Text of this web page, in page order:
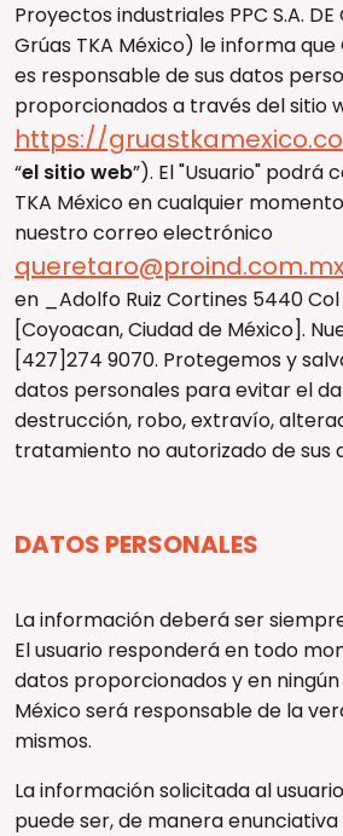
Proyectos industriales PPC S.A.
Grúas TKA México) le informa que
es responsable de sus datos
proporcionados a través del sitio
https://
“el sitio web”). El "Usuario" podrá
TKA México en cualquier
nuestro correo electrónico
queretaro@proind.com.mx
en _Adolfo Ruiz Cortines 5440
[Coyoacan, Ciudad de México].
[427]274 9070. Protegemos y
datos personales para evitar el
destrucción, robo, extravío,
tratamiento no autorizado de sus
DATOS PERSONALES
La información deberá ser
El usuario responderá en todo
datos proporcionados y en ningún
México será responsable de la
mismos.
La información solicitada al
puede ser, de manera